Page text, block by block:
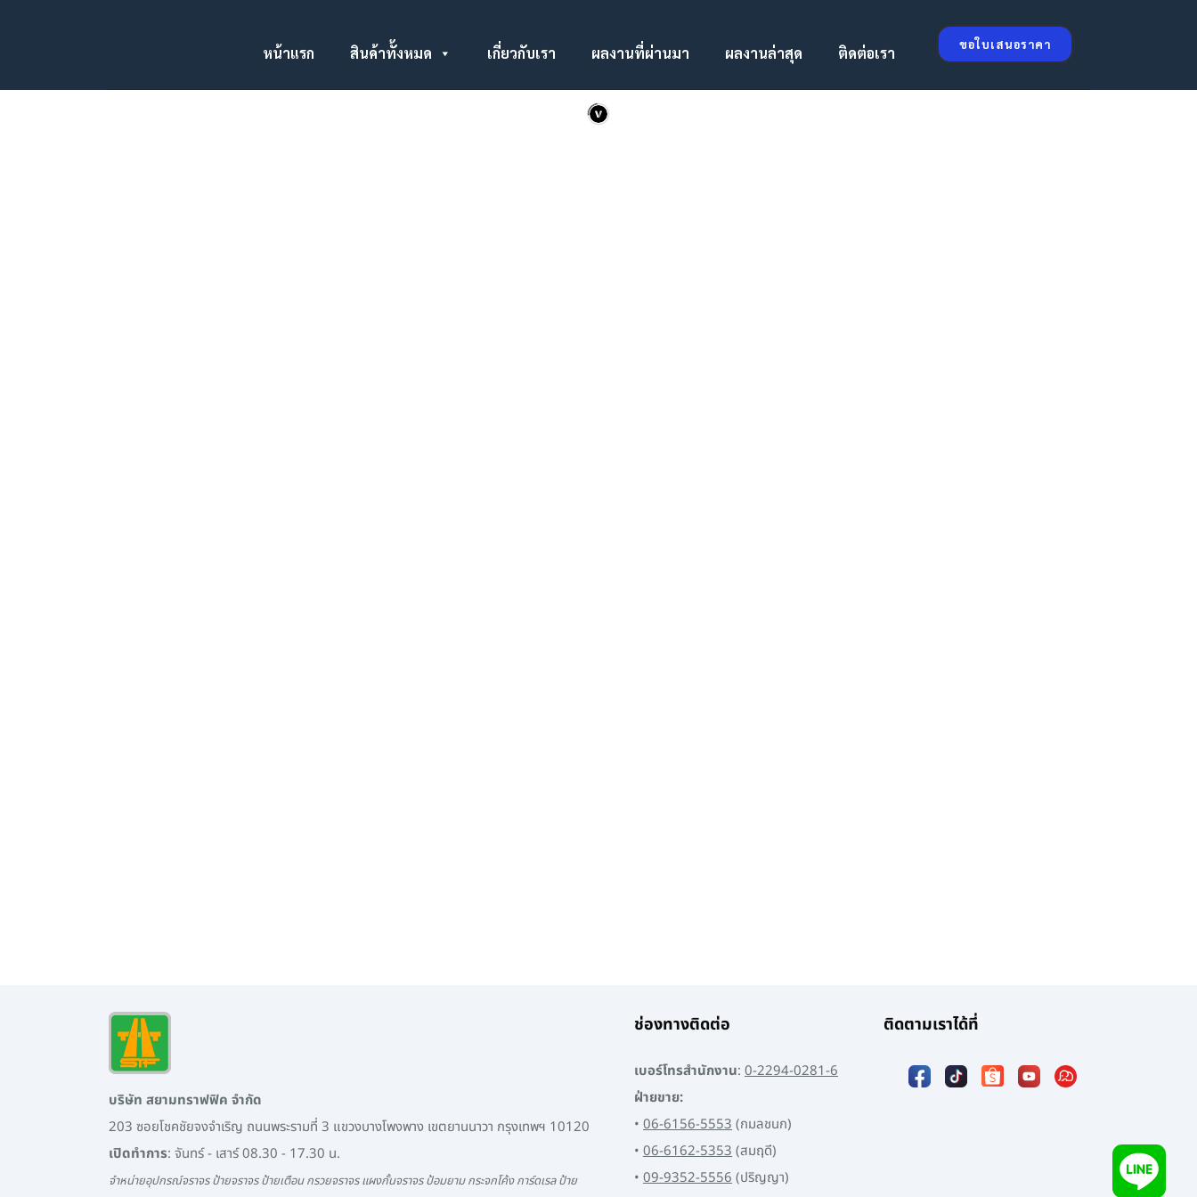
ขอใบเสนอราคา
หน้าแรก สินค้าทั้งหมด เกี่ยวกับเรา ผลงานที่ผ่านมา ผลงานล่าสุด ติดต่อเรา
PORTFOLIO TAG: การ์ดเรล
บริษัท สยามทราฟฟิค จำกัด
203 ซอยโชคชัยจงจำเริญ ถนนพระรามที่ 3 แขวงบางโพงพาง เขตยานนาวา กรุงเทพฯ 10120
เปิดทำการ: จันทร์ - เสาร์ 08.30 - 17.30 น.
จำหน่ายอุปกรณ์จราจร ป้ายจราจร ป้ายเตือน กรวยจราจร แผงกั้นจราจร ป้อมยาม กระจกโค้ง การ์ดเรล ป้าย
ช่องทางติดต่อ
เบอร์โทรสำนักงาน: 0-2294-0281-6
ฝ่ายขาย:
• 06-6156-5553(กมลชนก)
• 06-6162-5353(สมฤดี)
• 09-9352-5556(ปริญญา)
ติดตามเราได้ที่